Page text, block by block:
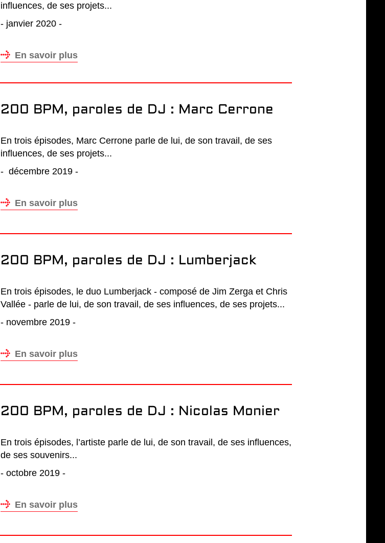
influences, de ses projets...
- janvier 2020 -
En savoir plus
200 BPM, paroles de DJ : Marc Cerrone
En trois épisodes, Marc Cerrone parle de lui, de son travail, de ses
influences, de ses projets...
- décembre 2019 -
En savoir plus
200 BPM, paroles de DJ : Lumberjack
En trois épisodes, le duo Lumberjack - composé de Jim Zerga et Chris
Vallée - parle de lui, de son travail, de ses influences, de ses projets...
- novembre 2019 -
En savoir plus
200 BPM, paroles de DJ : Nicolas Monier
En trois épisodes, l’artiste parle de lui, de son travail, de ses influences,
de ses souvenirs...
- octobre 2019 -
En savoir plus